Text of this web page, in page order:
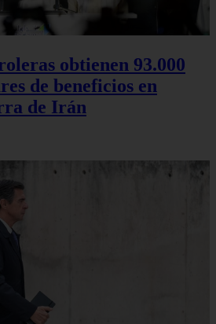
obtienen 93.000
de beneficios en
de Irán